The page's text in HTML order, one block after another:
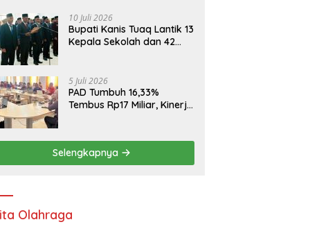
10 Juli 2026
Bupati Kanis Tuaq Lantik 13
Kepala Sekolah dan 42
5 Juli 2026
PAD Tumbuh 16,33%
Tembus Rp17 Miliar, Kinerja
Selengkapnya
Olahraga